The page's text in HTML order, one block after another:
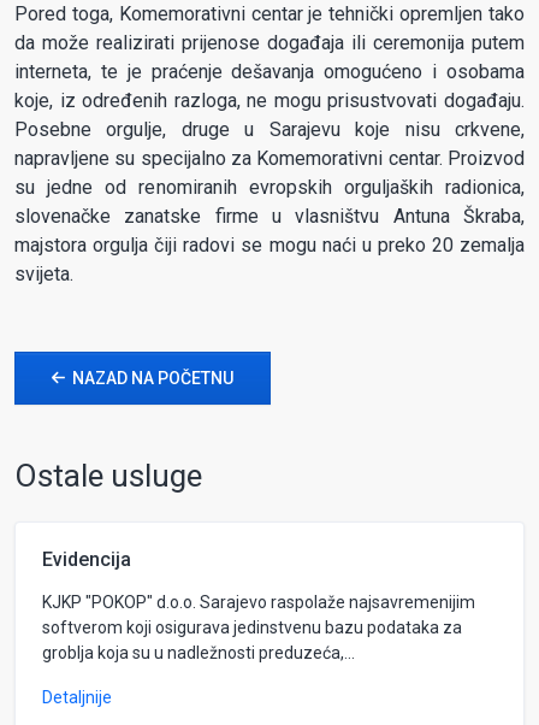
Pored toga, Komemorativni centar je tehnički opremljen tako
da može realizirati prijenose događaja ili ceremonija putem
interneta, te je praćenje dešavanja omogućeno i osobama
koje, iz određenih razloga, ne mogu prisustvovati događaju.
Posebne orgulje, druge u Sarajevu koje nisu crkvene,
napravljene su specijalno za Komemorativni centar. Proizvod
su jedne od renomiranih evropskih orguljaških radionica,
slovenačke zanatske firme u vlasništvu Antuna Škraba,
majstora orgulja čiji radovi se mogu naći u preko 20 zemalja
svijeta.
NAZAD NA POČETNU
Ostale usluge
Evidencija
KJKP "POKOP" d.o.o. Sarajevo raspolaže najsavremenijim
softverom koji osigurava jedinstvenu bazu podataka za
groblja koja su u nadležnosti preduzeća,...
Detaljnije